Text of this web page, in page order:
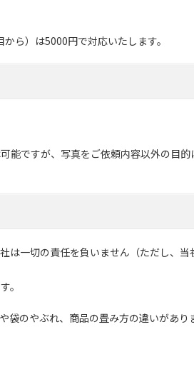
ら）は5000円で対応いたします。
能ですが、写真をご依頼内容以外の目的
は一切の責任を負いません（ただし、当
。
袋のやぶれ、商品の畳み方の違いがあり